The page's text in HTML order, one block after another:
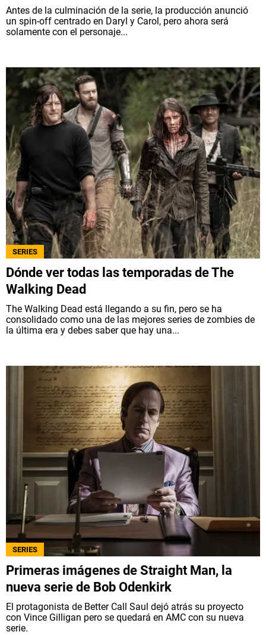
Antes de la culminación de la serie, la producción anunció
un spin-off centrado en Daryl y Carol, pero ahora será
solamente con el personaje...
SERIES
Dónde ver todas las temporadas de The
Walking Dead
The Walking Dead está llegando a su fin, pero se ha
consolidado como una de las mejores series de zombies de
la última era y debes saber que hay una...
SERIES
Primeras imágenes de Straight Man, la
nueva serie de Bob Odenkirk
El protagonista de Better Call Saul dejó atrás su proyecto
con Vince Gilligan pero se quedará en AMC con su nueva
serie.